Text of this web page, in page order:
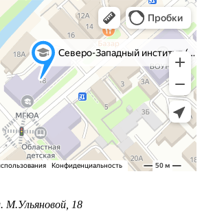
М.Ульяновой, 18